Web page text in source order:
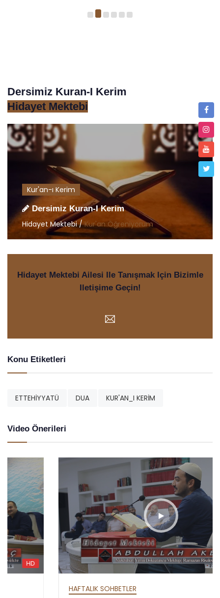
Dersimiz Kuran-I Kerim
Hidayet Mektebi
Kur'an-ı Kerim
Dersimiz Kuran-I Kerim
Hidayet Mektebi /Kur'an Öğreniyorum
Hidayet Mektebi Ailesi Ile Tanışmak Için Bizimle
Iletişime Geçin!
Konu Etiketleri
ETTEHİYYATÜ DUA KUR'AN_I KERİM
Video Önerileri
HD
HAFTALIK SOHBETLER